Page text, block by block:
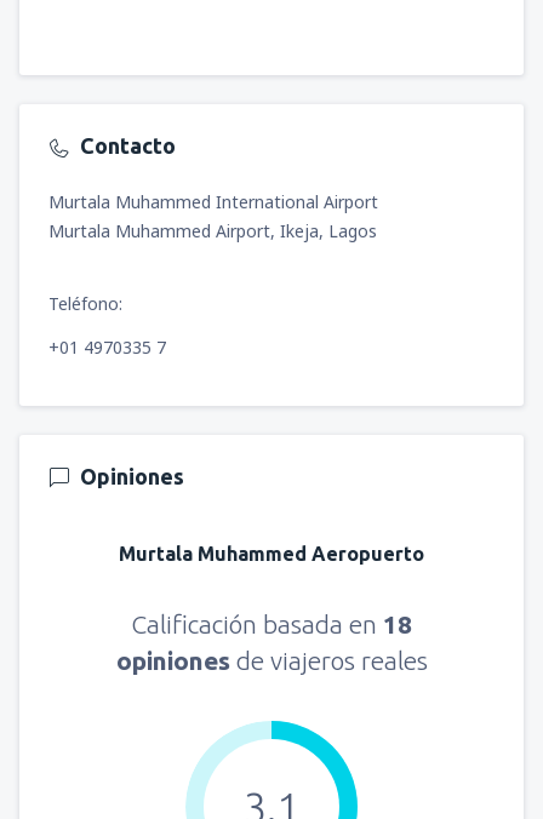
Contacto
Murtala Muhammed International Airport
Murtala Muhammed Airport, Ikeja, Lagos
Teléfono:
+01 4970335 7
Opiniones
Murtala Muhammed Aeropuerto
Calificación basada en 18
opiniones de viajeros reales
3.1